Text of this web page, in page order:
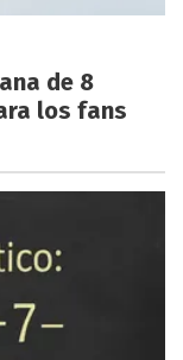
de 8
los fans